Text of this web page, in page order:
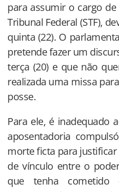
para assumir o cargo
Tribunal Federal (STF),
quinta (22). O
pretende fazer um
terça (20) e que não
realizada uma missa
posse.
Para ele, é inadequado
aposentadoria
morte ficta para
de vínculo entre o
que tenha cometido